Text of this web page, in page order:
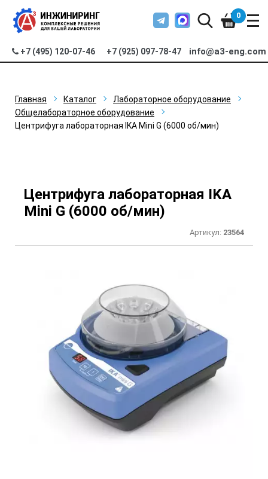
+7 (495) 120-07-46 +7 (925) 097-78-47 info@a3-eng.com
0
Главная Каталог
Лабораторное оборудование
Общелабораторное оборудование
Центрифуга лабораторная IKA Mini G (6000 об/мин)
Центрифуга лабораторная IKA
Mini G (6000 об/мин)
Артикул: 23564